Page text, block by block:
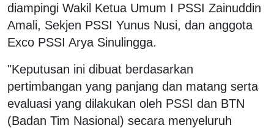
diampingi Wakil Ketua Umum I PSSI Zainuddin
Amali, Sekjen PSSI Yunus Nusi, dan anggota
Exco PSSI Arya Sinulingga.
"Keputusan ini dibuat berdasarkan
pertimbangan yang panjang dan matang serta
evaluasi yang dilakukan oleh PSSI dan BTN
(Badan Tim Nasional) secara menyeluruh